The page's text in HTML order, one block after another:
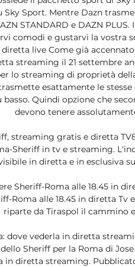
Sky Sport. Mentre Dazn
STANDARD e DAZN
comodi e gustarvi la vostra
live Come già
streaming il 21 settembre
lo streaming di proprietà
esattamente le
basso. Quindi opzione che
devono tenere
streaming gratis e diretta
Sheriff in tv e streaming.
in diretta e in esclusiva
Sheriff-Roma alle 18.45 in
Roma alle 18.45 in diretta Tv
riparte da Tiraspol il cammino
dove vederla in diretta
Sheriff per la Roma di
in diretta streaming.